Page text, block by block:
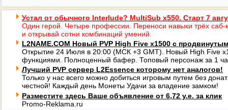
Устал от обычного Interlude? MultiSub x550. Старт 7
Один герой. Четыре профессии. Переноси навыки трёх саб-
и открывай сотни комбинаций умений.
L2NAME.COM Новый PVP High Five x1500 с
Открытие 24 Июля в 20:00 (МСК +3 GMT). Новый High Five
функциями. Полноценный бафер. Топовый персонаж за 1
Лучший PVP сервер L2Essence которому нет аналогов!
Только у нас всего можно добиться игровым путем без
честной! Каждый день Монеты Удачи за владение замком!
Разместите здесь Ваше объявление от 6,72 у.е. за клик
Promo-Reklama.ru